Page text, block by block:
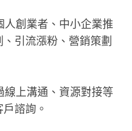
創業者、中小企業推
引流漲粉、營銷策劃
線上溝通、資源對接等
諮詢。